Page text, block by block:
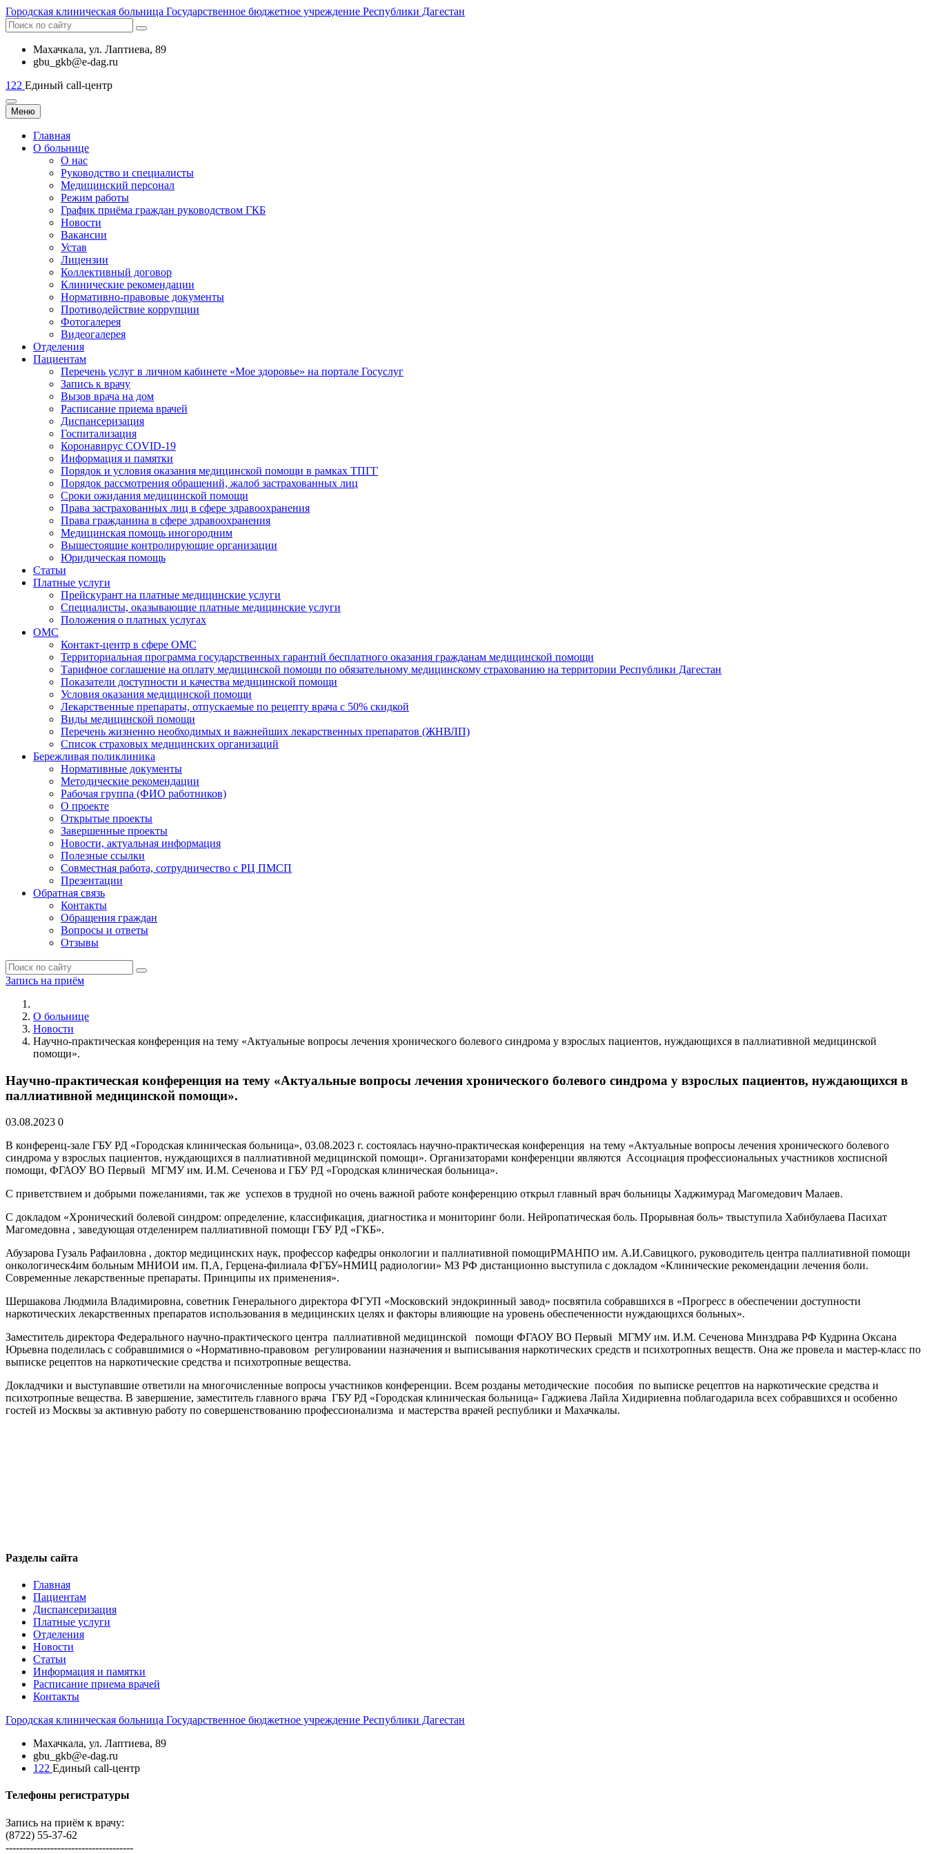
Городская клиническая больница Государственное бюджетное учреждение Республики Дагестан
Махачкала, ​ул. Лаптиева, 89
gbu_gkb@e-dag.ru
122 Единый call-центр
Меню
Главная
О больнице
О нас
Руководство и специалисты
Медицинский персонал
Режим работы
График приёма граждан руководством ГКБ
Новости
Вакансии
Устав
Лицензии
Коллективный договор
Клинические рекомендации
Нормативно-правовые документы
Противодействие коррупции
Фотогалерея
Видеогалерея
Отделения
Пациентам
Перечень услуг в личном кабинете «Мое здоровье» на портале Госуслуг
Запись к врачу
Вызов врача на дом
Расписание приема врачей
Диспансеризация
Госпитализация
Коронавирус COVID-19
Информация и памятки
Порядок и условия оказания медицинской помощи в рамках ТПГГ
Порядок рассмотрения обращений, жалоб застрахованных лиц
Сроки ожидания медицинской помощи
Права застрахованных лиц в сфере здравоохранения
Права гражданина в сфере здравоохранения
Медицинская помощь иногородним
Вышестоящие контролирующие организации
Юридическая помощь
Статьи
Платные услуги
Прейскурант на платные медицинские услуги
Специалисты, оказывающие платные медицинские услуги
Положения о платных услугах
ОМС
Контакт-центр в сфере ОМС
Территориальная программа государственных гарантий бесплатного оказания гражданам медицинской помощи
Тарифное соглашение на оплату медицинской помощи по обязательному медицинскому страхованию на территории Республики Дагестан
Показатели доступности и качества медицинской помощи
Условия оказания медицинской помощи
Лекарственные препараты, отпускаемые по рецепту врача с 50% скидкой
Виды медицинской помощи
Перечень жизненно необходимых и важнейших лекарственных препаратов (ЖНВЛП)
Список страховых медицинских организаций
Бережливая поликлиника
Нормативные документы
Методические рекомендации
Рабочая группа (ФИО работников)
О проекте
Открытые проекты
Завершенные проекты
Новости, актуальная информация
Полезные ссылки
Совместная работа, сотрудничество с РЦ ПМСП
Презентации
Обратная связь
Контакты
Обращения граждан
Вопросы и ответы
Отзывы
Запись на приём
О больнице
Новости
Научно-практическая конференция на тему «Актуальные вопросы лечения хронического болевого синдрома у взрослых пациентов, нуждающихся в паллиативной медицинской
помощи».
Научно-практическая конференция на тему «Актуальные вопросы лечения хронического болевого синдрома у взрослых пациентов, нуждающихся в
паллиативной медицинской помощи».
03.08.2023 0
В конференц-зале ГБУ РД «Городская клиническая больница», 03.08.2023 г. состоялась научно-практическая конференция на тему «Актуальные вопросы лечения хронического болевого
синдрома у взрослых пациентов, нуждающихся в паллиативной медицинской помощи». Организаторами конференции являются Ассоциация профессиональных участников хосписной
помощи, ФГАОУ ВО Первый МГМУ им. И.М. Сеченова и ГБУ РД «Городская клиническая больница».
С приветствием и добрыми пожеланиями, так же успехов в трудной но очень важной работе конференцию открыл главный врач больницы Хаджимурад Магомедович Малаев.
С докладом «Хронический болевой синдром: определение, классификация, диагностика и мониторинг боли. Нейропатическая боль. Прорывная боль» твыступила Хабибулаева Пасихат
Магомедовна , заведующая отделенирем паллиативной помощи ГБУ РД «ГКБ».
Абузарова Гузаль Рафаиловна , доктор медицинских наук, профессор кафедры онкологии и паллиативной помощиРМАНПО им. А.И.Савицкого, руководитель центра паллиативной помощи
онкологическ4им больным МНИОИ им. П,А, Герцена-филиала ФГБУ»НМИЦ радиологии» МЗ РФ дистанционно выступила с докладом «Клинические рекомендации лечения боли.
Современные лекарственные препараты. Принципы их применения».
Шершакова Людмила Владимировна, советник Генерального директора ФГУП «Московский эндокринный завод» посвятила собравшихся в «Прогресс в обеспечении доступности
наркотических лекарственных препаратов использования в медицинских целях и факторы влияющие на уровень обеспеченности нуждающихся больных».
Заместитель директора Федерального научно-практического центра паллиативной медицинской помощи ФГАОУ ВО Первый МГМУ им. И.М. Сеченова Минздрава РФ Кудрина Оксана
Юрьевна поделилась с собравшимися о «Нормативно-правовом регулировании назначения и выписывания наркотических средств и психотропных веществ. Она же провела и мастер-класс по
выписке рецептов на наркотические средства и психотропные вещества.
Докладчики и выступавшие ответили на многочисленные вопросы участников конференции. Всем розданы методические пособия по выписке рецептов на наркотические средства и
психотропные вещества. В завершение, заместитель главного врача ГБУ РД «Городская клиническая больница» Гаджиева Лайла Хидириевна поблагодарила всех собравшихся и особенно
гостей из Москвы за активную работу по совершенствованию профессионализма и мастерства врачей республики и Махачкалы.
Разделы сайта
Главная
Пациентам
Диспансеризация
Платные услуги
Отделения
Новости
Статьи
Информация и памятки
Расписание приема врачей
Контакты
Городская клиническая больница Государственное бюджетное учреждение Республики Дагестан
Махачкала, ​ул. Лаптиева, 89
gbu_gkb@e-dag.ru
122 Единый call-центр
Телефоны регистратуры
Запись на приём к врачу:
(8722) 55-37-62
-------------------------------------